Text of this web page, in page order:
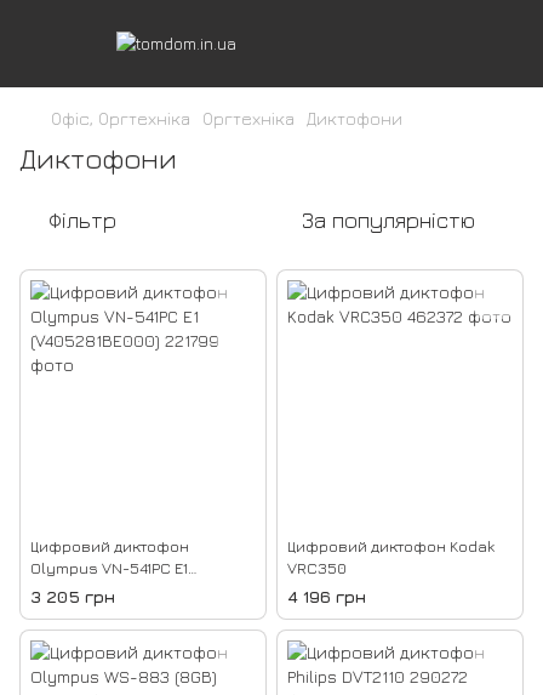
Офіс, Оргтехніка Оргтехніка Диктофони
Диктофони
Фільтр За популярністю
Цифровий диктофон
Olympus VN-541PC E1
(V405281BE000)
3 205 грн
Цифровий диктофон Kodak
VRC350
4 196 грн